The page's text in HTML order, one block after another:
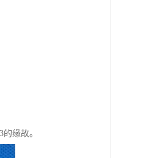
缘故。